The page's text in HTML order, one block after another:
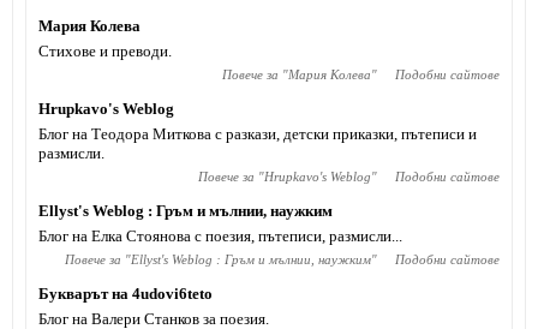
Мария Колева
Стихове и преводи.
Повече за "Мария Колева" Подобни сайтове
Hrupkavo's Weblog
Блог на Теодора Миткова с разкази, детски приказки, пътеписи и
размисли.
Повече за "Hrupkavo's Weblog" Подобни сайтове
Ellyst's Weblog : Гръм и мълнии, наужким
Блог на Елка Стоянова с поезия, пътеписи, размисли...
Повече за "Ellyst's Weblog : Гръм и мълнии, наужким" Подобни сайтове
Букварът на 4udovi6teto
Блог на Валери Станков за поезия.